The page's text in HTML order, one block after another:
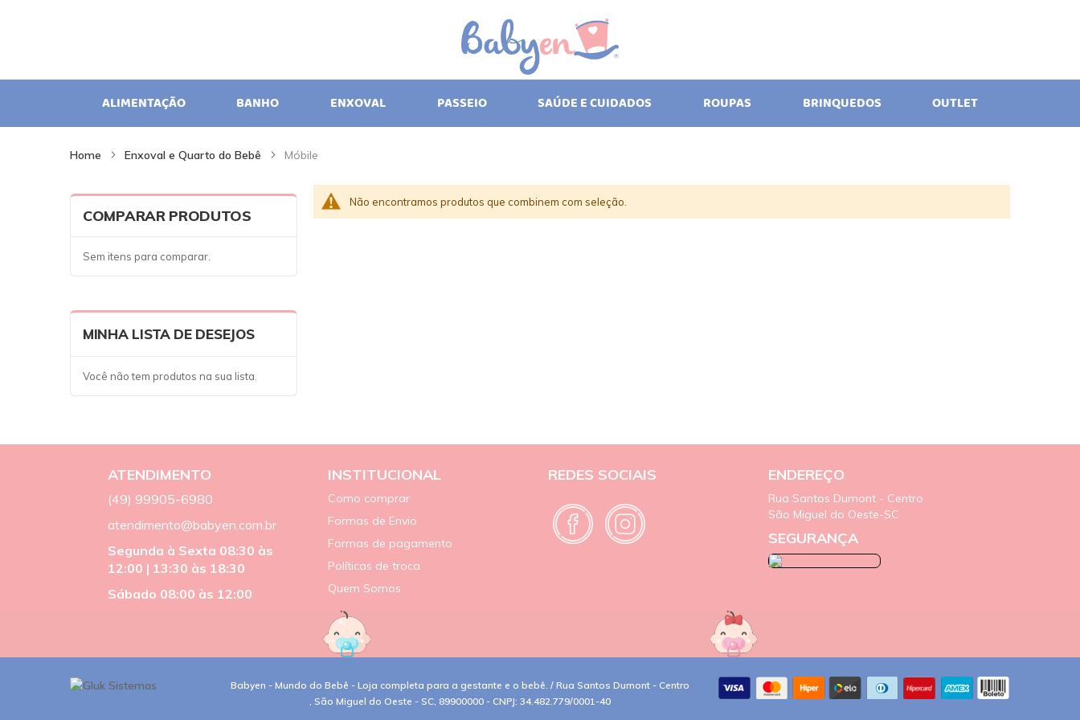
ALIMENTAÇÃO BANHO ENXOVAL PASSEIO SAÚDE E CUIDADOS ROUPAS BRINQUEDOS OUTLET
Home Enxoval e Quarto do Bebê Móbile
Não encontramos produtos que combinem com seleção.
COMPARAR PRODUTOS
Sem itens para comparar.
MINHA LISTA DE DESEJOS
Você não tem produtos na sua lista.
ATENDIMENTO
(49) 99905-6980
atendimento@babyen.com.br
Segunda à Sexta 08:30 às
12:00 | 13:30 às 18:30
Sábado 08:00 às 12:00
INSTITUCIONAL
Como comprar
Formas de Envio
Formas de pagamento
Políticas de troca
Quem Somos
REDES SOCIAIS ENDEREÇO
Rua Santos Dumont - Centro
São Miguel do Oeste-SC
SEGURANÇA
Babyen - Mundo do Bebê - Loja completa para a gestante e o bebê. / Rua Santos Dumont - Centro
, São Miguel do Oeste - SC, 89900000 - CNPJ: 34.482.779/0001-40